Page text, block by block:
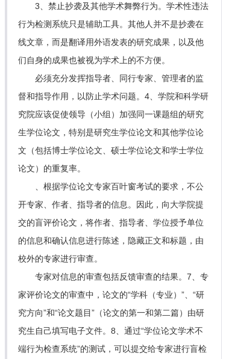
3、禁止抄袭及其他学术舞弊行为。学术性违法
行为检测系统只是辅助工具。其他人并不是抄袭在
线文章，而是翻译用外语发表的研究成果，以及他
们自身的成果也被视为学术上的不方便。
必须充分发挥指导者、同行专家、管理者的监
督和指导作用，以防止学术问题。4、学院和科学研
究院应该促使领导（小组）加强同一课题组的研究
生学位论文，特别是研究生学位论文和其他学位论
文（包括博士学位论文、硕士学位论文和学士学位
论文）的重复率。
、根据学位论文专家百叶窗考试的要求，不公
开专家、作者、指导者的信息。因此，向大学院提
交的盲评价论文，将作者、指导者、学位授予单位
的信息和确认信息进行陈述，隐藏正文和标题，由
校外的专家进行审查。
专家对信息的审查包括反馈审查的结果。7、专
家评价论文的审查中，论文的“学科（专业）”、“研
究方向”和“论文题目”（论文的第一和第二篇）由研
究生自己填写电子文件。8、通过“学位论文学术不
端行为检查系统”的测试，可以提交给专家进行盲检